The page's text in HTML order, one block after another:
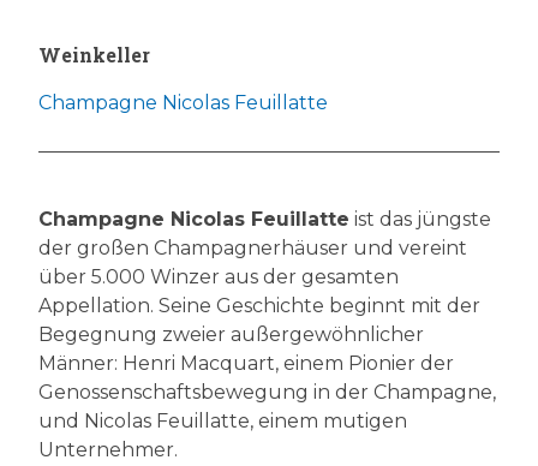
Weinkeller
Champagne Nicolas Feuillatte
Champagne Nicolas Feuillatte ist das jüngste
der großen Champagnerhäuser und vereint
über 5.000 Winzer aus der gesamten
Appellation. Seine Geschichte beginnt mit der
Begegnung zweier außergewöhnlicher
Männer: Henri Macquart, einem Pionier der
Genossenschaftsbewegung in der Champagne,
und Nicolas Feuillatte, einem mutigen
Unternehmer.